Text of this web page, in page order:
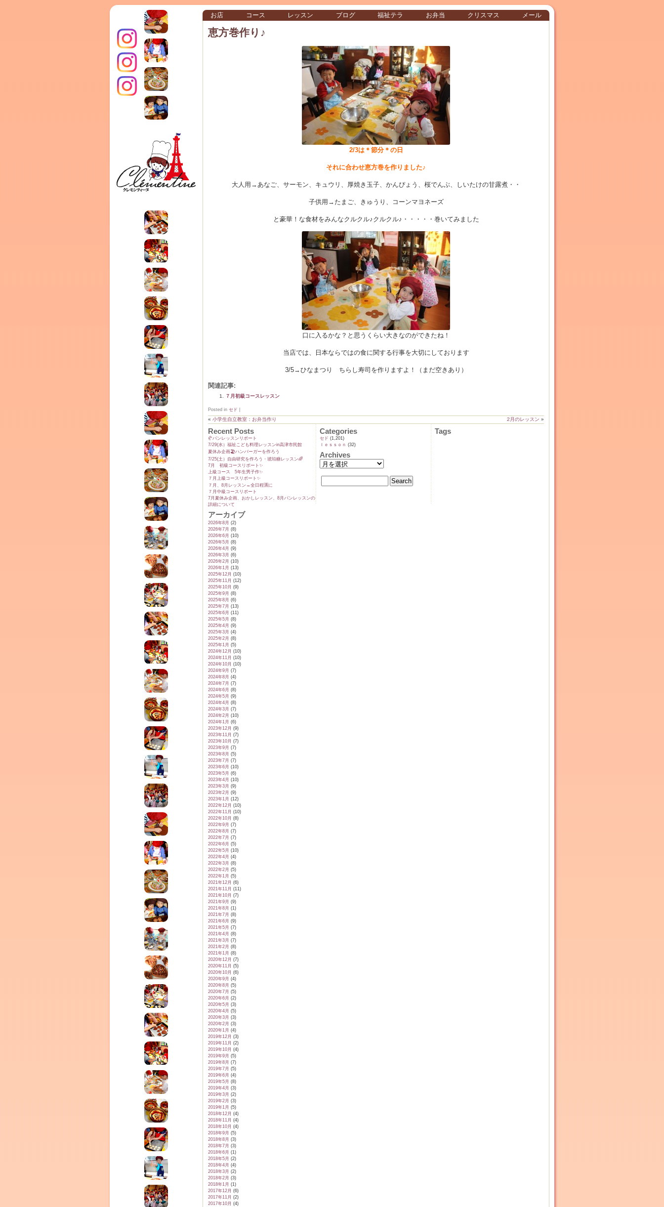
クレモンティーヌ – 新百合ヶ丘の料理教
室・テイクアウト Clémentine (produced
by CEDO)
お店 コース レッスン ブログ 福祉テラ お弁当 クリスマス メール
インス
タグラ
恵方巻作り♪
2/3は＊節分＊の日
それに合わせ恵方巻を作りました♪
大人用→あなご、サーモン、キュウリ、厚焼き玉子、かんぴょう、桜でんぶ、しいたけの甘露煮・・
子供用→たまご、きゅうり、コーンマヨネーズ
と豪華！な食材をみんなクルクル♪クルクル♪・・・・・巻いてみました
口に入るかな？と思うくらい大きなのができたね！
当店では、日本ならではの食に関する行事を大切にしております
3/5→ひなまつり ちらし寿司を作りますよ！（まだ空きあり）
関連記事:
７月初級コースレッスン
Posted in セド
« 小学生自立教室：お弁当作り 2月のレッスン »
Recent Posts
🥐パンレッスンリポート
7/29(水）福祉こども料理レッスンin高津市民館
夏休み企画🏖️ハンバーガーを作ろう
7/25(土）自由研究を作ろう・琥珀糖レッスン🌈
7月 初級コースリポート✨️
上級コース 5年生男子作✨️
７月上級コースリポート✨️
７月、8月レッスン→全日程🈵に
７月中級コースリポート
7月夏休み企画、おかしレッスン、8月パンレッスンの
詳細について
アーカイブ
2026年8月 (2)
2026年7月 (8)
2026年6月 (10)
2026年5月 (8)
2026年4月 (9)
2026年3月 (6)
2026年2月 (10)
2026年1月 (13)
2025年12月 (10)
2025年11月 (12)
2025年10月 (9)
2025年9月 (8)
2025年8月 (6)
2025年7月 (13)
2025年6月 (11)
2025年5月 (8)
2025年4月 (9)
2025年3月 (4)
2025年2月 (8)
2025年1月 (5)
2024年12月 (10)
2024年11月 (10)
2024年10月 (10)
2024年9月 (7)
2024年8月 (4)
2024年7月 (7)
2024年6月 (8)
2024年5月 (9)
2024年4月 (8)
2024年3月 (7)
2024年2月 (10)
2024年1月 (6)
2023年12月 (9)
2023年11月 (7)
2023年10月 (7)
2023年9月 (7)
2023年8月 (5)
2023年7月 (7)
2023年6月 (10)
2023年5月 (6)
2023年4月 (10)
2023年3月 (9)
2023年2月 (9)
2023年1月 (12)
2022年12月 (10)
2022年11月 (10)
2022年10月 (8)
2022年9月 (7)
2022年8月 (7)
2022年7月 (7)
2022年6月 (5)
2022年5月 (10)
2022年4月 (4)
2022年3月 (8)
2022年2月 (5)
2022年1月 (5)
2021年12月 (6)
2021年11月 (11)
2021年10月 (7)
2021年9月 (9)
2021年8月 (1)
2021年7月 (8)
2021年6月 (9)
2021年5月 (7)
2021年4月 (8)
2021年3月 (7)
2021年2月 (8)
2021年1月 (8)
2020年12月 (7)
2020年11月 (5)
2020年10月 (6)
2020年9月 (4)
2020年8月 (5)
2020年7月 (5)
2020年6月 (2)
2020年5月 (3)
2020年4月 (5)
2020年3月 (3)
2020年2月 (3)
2020年1月 (4)
2019年12月 (3)
2019年11月 (2)
2019年10月 (4)
2019年9月 (5)
2019年8月 (7)
2019年7月 (5)
2019年6月 (4)
2019年5月 (8)
2019年4月 (3)
2019年3月 (2)
2019年2月 (3)
2019年1月 (5)
2018年12月 (4)
2018年11月 (4)
2018年10月 (4)
2018年9月 (5)
2018年8月 (3)
2018年7月 (3)
2018年6月 (1)
2018年5月 (2)
2018年4月 (4)
2018年3月 (2)
2018年2月 (3)
2018年1月 (1)
2017年12月 (6)
2017年11月 (2)
2017年10月 (4)
Categories
セド (1,201)
ｌｅｓｓｏｎ (32)
Archives
Tags